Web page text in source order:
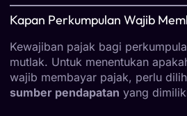
Kapan Perkumpulan Wajib
Kewajiban pajak bagi
mutlak. Untuk menentukan
wajib membayar pajak, perlu
sumber pendapatan yang